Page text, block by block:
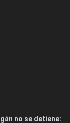
no se detiene: